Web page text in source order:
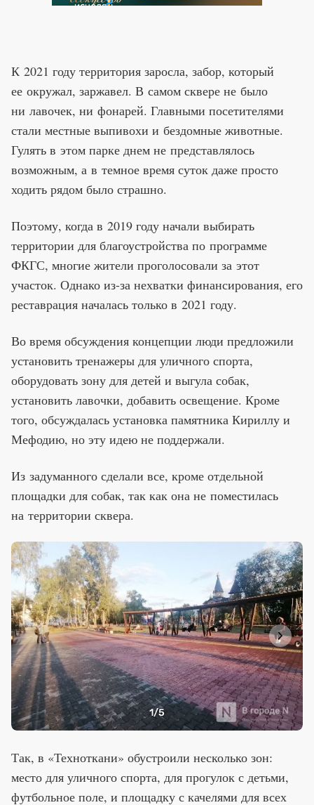
К 2021 году территория заросла, забор, который
ее окружал, заржавел. В самом сквере не было
ни лавочек, ни фонарей. Главными посетителями
стали местные выпивохи и бездомные животные.
Гулять в этом парке днем не представлялось
возможным, а в темное время суток даже просто
ходить рядом было страшно.
Поэтому, когда в 2019 году начали выбирать
территории для благоустройства по программе
ФКГС, многие жители проголосовали за этот
участок. Однако из-за нехватки финансирования, его
реставрация началась только в 2021 году.
Во время обсуждения концепции люди предложили
установить тренажеры для уличного спорта,
оборудовать зону для детей и выгула собак,
установить лавочки, добавить освещение. Кроме
того, обсуждалась установка памятника Кириллу и
Мефодию, но эту идею не поддержали.
Из задуманного сделали все, кроме отдельной
площадки для собак, так как она не поместилась
на территории сквера.
1/5
Так, в «Техноткани» обустроили несколько зон:
место для уличного спорта, для прогулок с детьми,
футбольное поле, и площадку с качелями для всех